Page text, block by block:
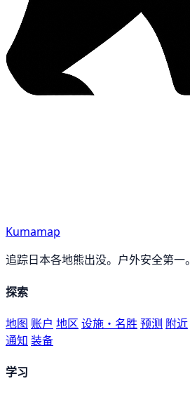
Kumamap
追踪日本各地熊出没。户外安全第一。
探索
地图 账户 地区 设施・名胜 预测 附近
通知 装备
学习